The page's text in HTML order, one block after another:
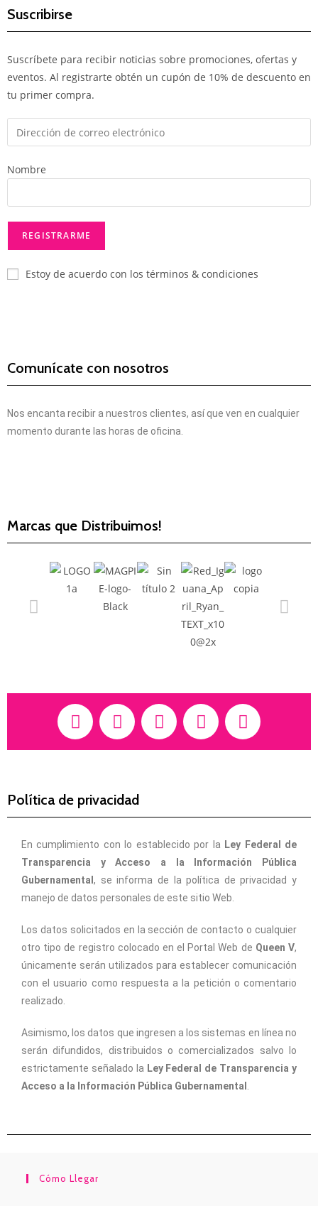
Suscribirse
Suscríbete para recibir noticias sobre promociones, ofertas y
eventos. Al registrarte obtén un cupón de 10% de descuento en
tu primer compra.
Nombre
Estoy de acuerdo con los términos & condiciones
Comunícate con nosotros
Nos encanta recibir a nuestros clientes, así que ven en cualquier
momento durante las horas de oficina.
Marcas que Distribuimos!
Política de privacidad
En cumplimiento con lo establecido por la Ley Federal de
Transparencia y Acceso a la Información Pública
Gubernamental , se informa de la política de privacidad y
manejo de datos personales de este sitio Web.
Los datos solicitados en la sección de contacto o cualquier
otro tipo de registro colocado en el Portal Web de Queen V,
únicamente serán utilizados para establecer comunicación
con el usuario como respuesta a la petición o comentario
realizado.
Asimismo, los datos que ingresen a los sistemas en línea no
serán difundidos, distribuidos o comercializados salvo lo
estrictamente señalado la Ley Federal de Transparencia y
Acceso a la Información Pública Gubernamental
Cómo Llegar